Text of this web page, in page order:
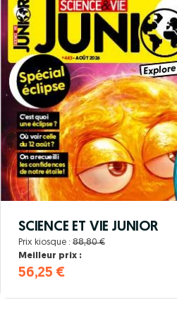
SCIENCE ET VIE JUNIOR
Prix kiosque : 88,80 €
Meilleur prix :
56,25 €